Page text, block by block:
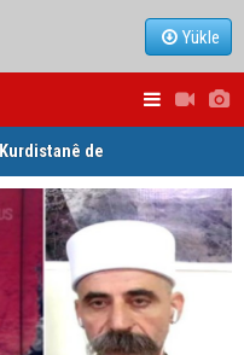
Yükle
de
Saman red kir